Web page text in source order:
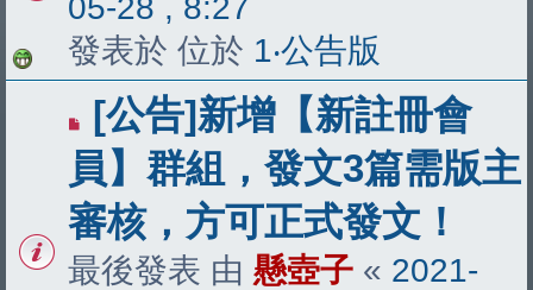
05-28 , 8:27
發表於 位於 1‧公告版
[公告]新增【新註冊會
員】群組，發文3篇需版主
審核，方可正式發文！
最後發表 由 懸壺子 « 2021-